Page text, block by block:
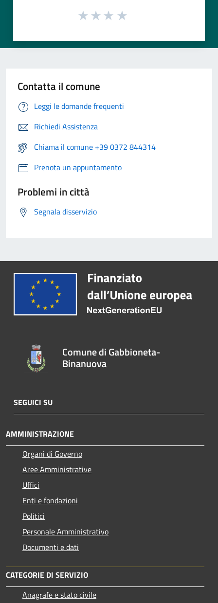
Contatta il comune
Leggi le domande frequenti
Richiedi Assistenza
Chiama il comune +39 0372 844314
Prenota un appuntamento
Problemi in città
Segnala disservizio
Comune di Gabbioneta-
Binanuova
SEGUICI SU
AMMINISTRAZIONE
Organi di Governo
Aree Amministrative
Uffici
Enti e fondazioni
Politici
Personale Amministrativo
Documenti e dati
CATEGORIE DI SERVIZIO
Anagrafe e stato civile